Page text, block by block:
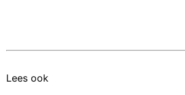
Lees ook